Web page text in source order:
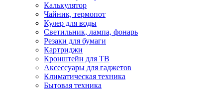
Калькулятор
Чайник, термопот
Кулер для воды
Светильник, лампа, фонарь
Резаки для бумаги
Картриджи
Кронштейн для ТВ
Аксессуары для гаджетов
Климатическая техника
Бытовая техника